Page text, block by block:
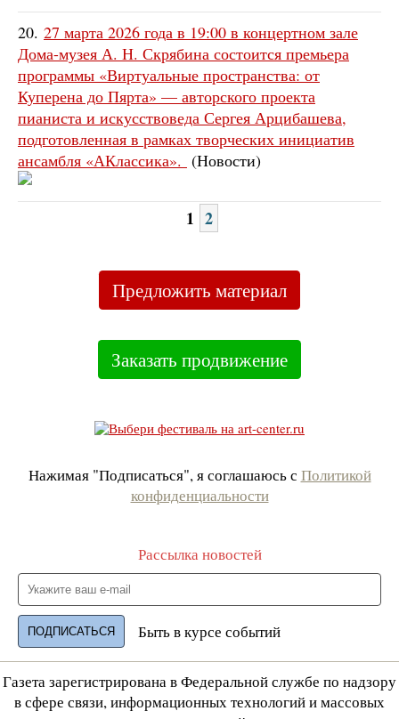
20. 27 марта 2026 года в 19:00 в концертном зале
Дома-музея А. Н. Скрябина состоится премьера
программы «Виртуальные пространства: от
Куперена до Пярта» — авторского проекта
пианиста и искусствоведа Сергея Арцибашева,
подготовленная в рамках творческих инициатив
ансамбля «АКлассика». (Новости)
1 2
Предложить материал
Заказать продвижение
Нажимая "Подписаться", я соглашаюсь с Политикой
конфиденциальности
Рассылка новостей
Быть в курсе событий
Газета зарегистрирована в Федеральной службе по надзору
в сфере связи, информационных технологий и массовых